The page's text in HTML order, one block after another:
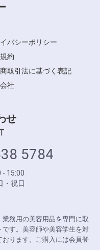
バシーポリシー
約
取引法に基づく表記
社
せ
5784
15:00
祝日
業務用の美容用品を専門に取
す。美容師や美容学生を対
ります。ご購入には会員登